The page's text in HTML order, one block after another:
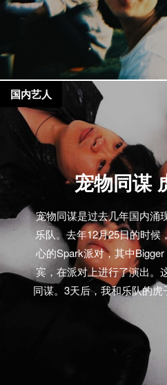
宠物同谋
宠物同谋是过去几年国内涌
乐队。去年12月25日的时候
心的Spark派对，其中
宾，在派对上进行了演出。
同谋。3天后，我和乐队的
国内艺人